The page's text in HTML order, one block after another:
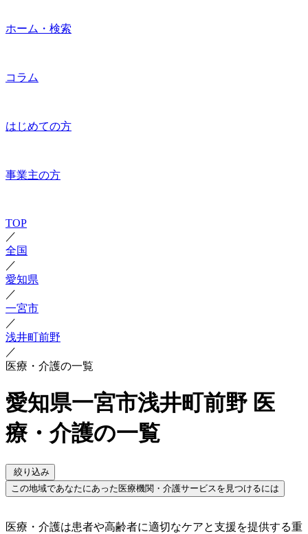
ホーム・検索
コラム
はじめての方
事業主の方
TOP
／
全国
／
愛知県
／
一宮市
／
浅井町前野
／
医療・介護の一覧
愛知県一宮市浅井町前野 医
療・介護の一覧
絞り込み
この地域であなたにあった医療機関・介護サービスを見つけるには
医療・介護は患者や高齢者に適切なケアと支援を提供する重